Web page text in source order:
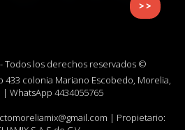
>>
Todos los derechos reservados ©
colonia Mariano Escobedo, Morelia,
| WhatsApp 4434055765
| Propietario: